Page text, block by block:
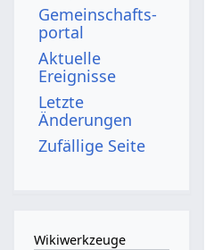
Gemeinschafts­
portal
Aktuelle
Ereignisse
Letzte
Änderungen
Zufällige Seite
Wikiwerkzeuge